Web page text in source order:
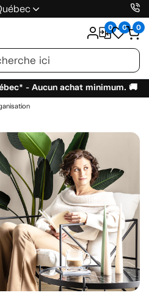
0 0 0
- Aucun achat minimum. 🚚